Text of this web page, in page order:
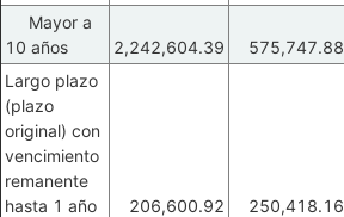
Mayor a
10 años
2,242,604.39 575,747.88
Largo plazo
(plazo
original) con
vencimiento
remanente
hasta 1 año
206,600.92 250,418.16